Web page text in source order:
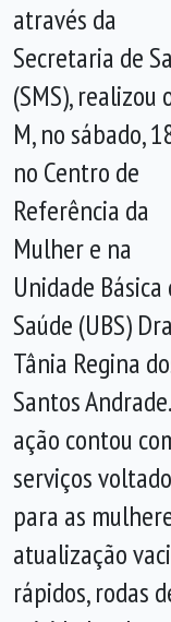
através da
Secretaria de
(SMS), realizou
M, no sábado,
no Centro de
Referência da
Mulher e na
Unidade Básica
Saúde (UBS)
Tânia Regina
Santos
ação contou
serviços voltado
para as
atualização
rápidos, rodas